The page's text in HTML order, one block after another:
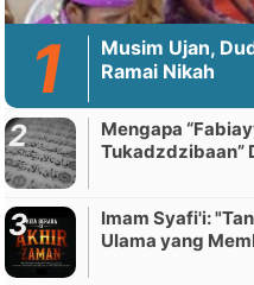
Musim Ujan,
Ramai Nikah
Mengapa
Tukadzdzibaan”
Imam Syafi'i:
Ulama yang